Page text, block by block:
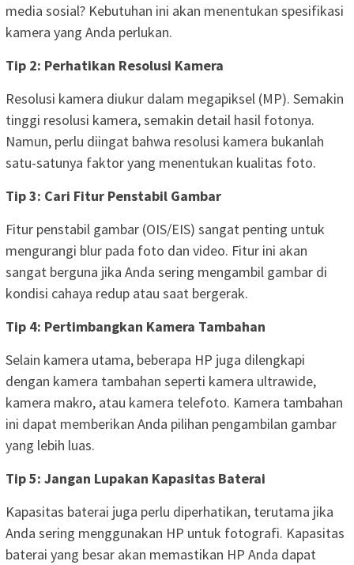
media sosial? Kebutuhan ini akan menentukan spesifikasi
kamera yang Anda perlukan.
Tip 2: Perhatikan Resolusi Kamera
Resolusi kamera diukur dalam megapiksel (MP). Semakin
tinggi resolusi kamera, semakin detail hasil fotonya.
Namun, perlu diingat bahwa resolusi kamera bukanlah
satu-satunya faktor yang menentukan kualitas foto.
Tip 3: Cari Fitur Penstabil Gambar
Fitur penstabil gambar (OIS/EIS) sangat penting untuk
mengurangi blur pada foto dan video. Fitur ini akan
sangat berguna jika Anda sering mengambil gambar di
kondisi cahaya redup atau saat bergerak.
Tip 4: Pertimbangkan Kamera Tambahan
Selain kamera utama, beberapa HP juga dilengkapi
dengan kamera tambahan seperti kamera ultrawide,
kamera makro, atau kamera telefoto. Kamera tambahan
ini dapat memberikan Anda pilihan pengambilan gambar
yang lebih luas.
Tip 5: Jangan Lupakan Kapasitas Baterai
Kapasitas baterai juga perlu diperhatikan, terutama jika
Anda sering menggunakan HP untuk fotografi. Kapasitas
baterai yang besar akan memastikan HP Anda dapat